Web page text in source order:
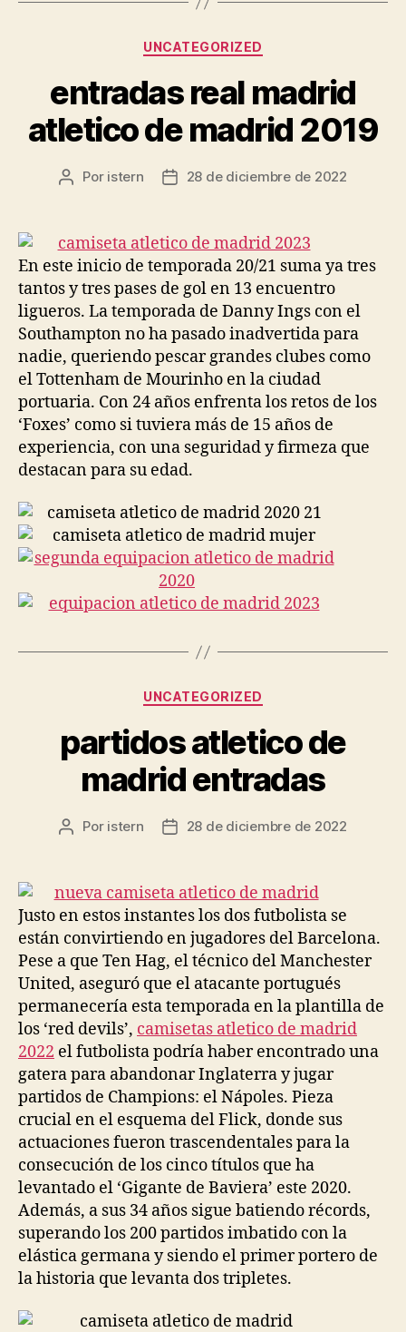
Categorías
UNCATEGORIZED
entradas real madrid
atletico de madrid 2019
Autor
entrada
Por istern
Fecha
entrada
28 de diciembre de 2022
En este inicio de temporada 20/21 suma ya tres
tantos y tres pases de gol en 13 encuentro
ligueros. La temporada de Danny Ings con el
Southampton no ha pasado inadvertida para
nadie, queriendo pescar grandes clubes como
el Tottenham de Mourinho en la ciudad
portuaria. Con 24 años enfrenta los retos de los
‘Foxes’ como si tuviera más de 15 años de
experiencia, con una seguridad y firmeza que
destacan para su edad.
Categorías
UNCATEGORIZED
partidos atletico de
madrid entradas
Autor
entrada
Por istern
Fecha
entrada
28 de diciembre de 2022
Justo en estos instantes los dos futbolista se
están convirtiendo en jugadores del Barcelona.
Pese a que Ten Hag, el técnico del Manchester
United, aseguró que el atacante portugués
permanecería esta temporada en la plantilla de
los ‘red devils’, camisetas atletico de madrid
2022 el futbolista podría haber encontrado una
gatera para abandonar Inglaterra y jugar
partidos de Champions: el Nápoles. Pieza
crucial en el esquema del Flick, donde sus
actuaciones fueron trascendentales para la
consecución de los cinco títulos que ha
levantado el ‘Gigante de Baviera’ este 2020.
Además, a sus 34 años sigue batiendo récords,
superando los 200 partidos imbatido con la
elástica germana y siendo el primer portero de
la historia que levanta dos tripletes.